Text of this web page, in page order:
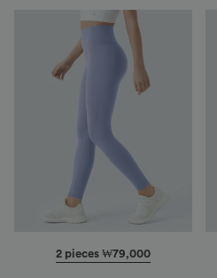
2 pieces ₩79,000